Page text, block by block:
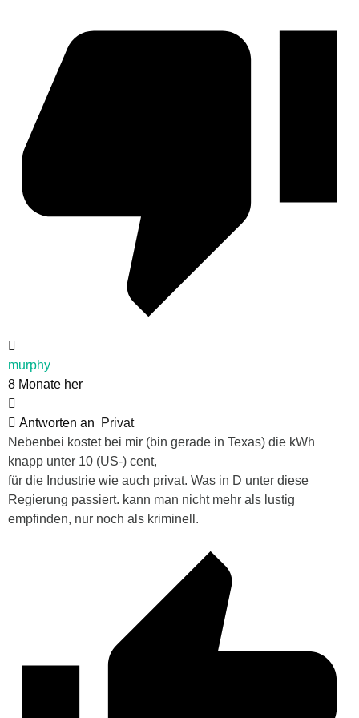
murphy
8 Monate her
Antworten an
Privat
Nebenbei kostet bei mir (bin gerade in Texas) die kWh
knapp unter 10 (US-) cent,
für die Industrie wie auch privat. Was in D unter diese
Regierung passiert. kann man nicht mehr als lustig
empfinden, nur noch als kriminell.